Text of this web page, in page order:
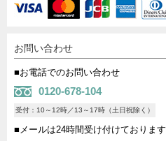
お問い合わせ
■お電話でのお問い合わせ
0120-678-104
受付：10～12時／13～17時（土日祝除く）
■メールは24時間受け付けております